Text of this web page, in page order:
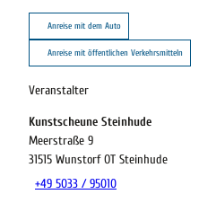
Anreise mit dem Auto
Anreise mit öffentlichen Verkehrsmitteln
Veranstalter
Kunstscheune Steinhude
Meerstraße 9
31515 Wunstorf OT Steinhude
+49 5033 / 95010